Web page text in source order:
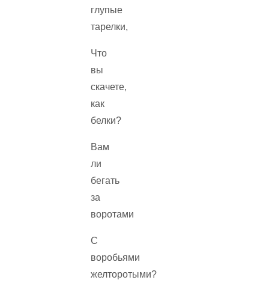
глупые
тарелки,
Что
вы
скачете,
как
белки?
Вам
ли
бегать
за
воротами
С
воробьями
желторотыми?